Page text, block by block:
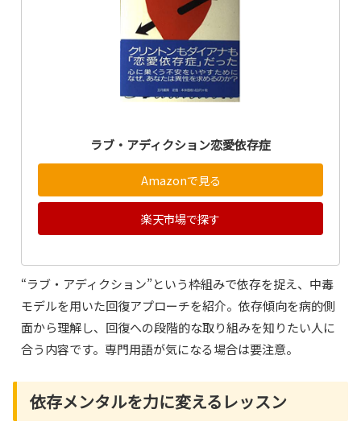
ラブ・アディクション恋愛依存症
Amazonで見る
楽天市場で探す
“ラブ・アディクション”という枠組みで依存を捉え、中毒
モデルを用いた回復アプローチを紹介。依存傾向を病的側
面から理解し、回復への段階的な取り組みを知りたい人に
合う内容です。専門用語が気になる場合は要注意。
依存メンタルを力に変えるレッスン